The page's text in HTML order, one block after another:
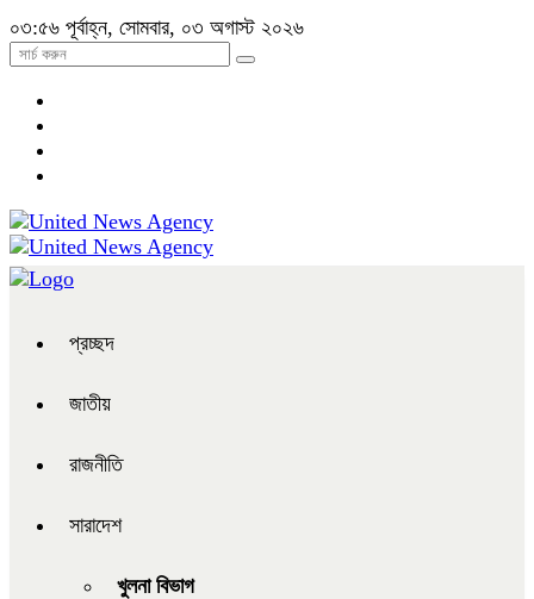
০৩:৫৬ পূর্বাহ্ন, সোমবার, ০৩ অগাস্ট ২০২৬
প্রচ্ছদ
জাতীয়
রাজনীতি
সারাদেশ
খুলনা বিভাগ